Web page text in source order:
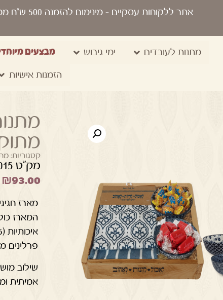
אתר ללקוחות עסקיים- מינימום להזמנה 500 ש“ח ממוצר המחירים לא כוללים מע"מ, מיתוג, משלוח, שקיות נשיאה
מתנות לעובדים ימי גיבוש מבצעים
הזמנות אישיות
קטגוריות:
מק"ט ZH007015
₪93.00
מארז
פרלינים
שילוב
אמיתית